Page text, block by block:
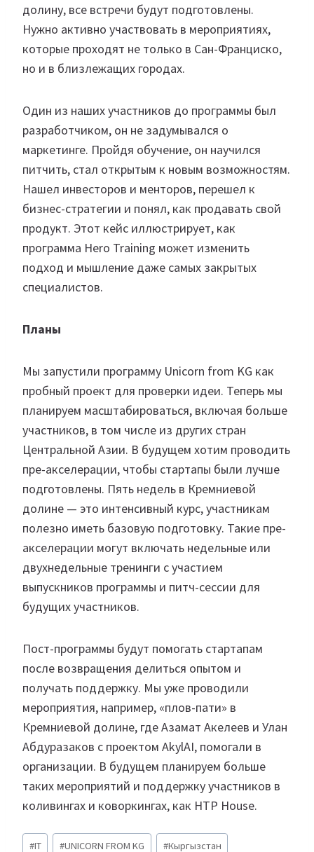
долину, все встречи будут подготовлены.
Нужно активно участвовать в мероприятиях,
которые проходят не только в Сан-Франциско,
но и в близлежащих городах.
Один из наших участников до программы был
разработчиком, он не задумывался о
маркетинге. Пройдя обучение, он научился
питчить, стал открытым к новым возможностям.
Нашел инвесторов и менторов, перешел к
бизнес-стратегии и понял, как продавать свой
продукт. Этот кейс иллюстрирует, как
программа Hero Training может изменить
подход и мышление даже самых закрытых
специалистов.
Планы
Мы запустили программу Unicorn from KG как
пробный проект для проверки идеи. Теперь мы
планируем масштабироваться, включая больше
участников, в том числе из других стран
Центральной Азии. В будущем хотим проводить
пре-акселерации, чтобы стартапы были лучше
подготовлены. Пять недель в Кремниевой
долине — это интенсивный курс, участникам
полезно иметь базовую подготовку. Такие пре-
акселерации могут включать недельные или
двухнедельные тренинги с участием
выпускников программы и питч-сессии для
будущих участников.
Пост-программы будут помогать стартапам
после возвращения делиться опытом и
получать поддержку. Мы уже проводили
мероприятия, например, «плов-пати» в
Кремниевой долине, где Азамат Акелеев и Улан
Абдуразаков с проектом AkylAI, помогали в
организации. В будущем планируем больше
таких мероприятий и поддержку участников в
коливингах и коворкингах, как HTP House.
Метки
#IT #UNICORN FROM KG #Кыргызстан